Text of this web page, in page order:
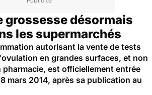
Grossesse
grossesse désormais
les supermarchés
autorisant la vente de tests
en grandes surfaces, et non
pharmacie, est officiellement entrée
mars 2014, après sa publication au